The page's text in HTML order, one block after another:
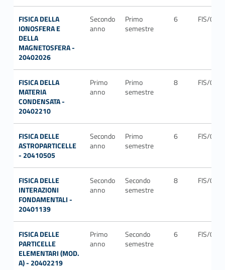
FISICA DELLA
IONOSFERA E
DELLA
MAGNETOSFERA -
20402026
Secondo
anno
Primo
semestre
6 FIS/06
FISICA DELLA
MATERIA
CONDENSATA -
20402210
Primo
anno
Primo
semestre
8 FIS/03
FISICA DELLE
ASTROPARTICELLE
- 20410505
Secondo
anno
Primo
semestre
6 FIS/04
FISICA DELLE
INTERAZIONI
FONDAMENTALI -
20401139
Secondo
anno
Secondo
semestre
8 FIS/02
FISICA DELLE
PARTICELLE
ELEMENTARI (MOD.
A) - 20402219
Primo
anno
Secondo
semestre
6 FIS/04